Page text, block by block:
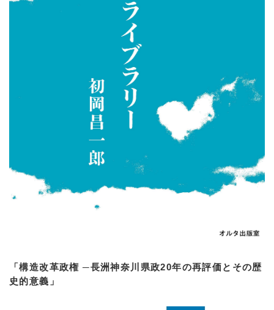
「構造改革政権 ─長洲神奈川県政20年の再評価とその歴
史的意義」